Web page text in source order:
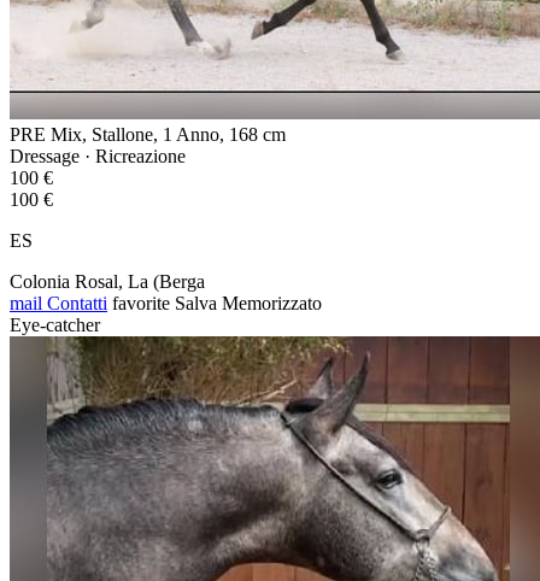
PRE Mix, Stallone, 1 Anno, 168 cm
Dressage · Ricreazione
100 €
100 €
ES
Colonia Rosal, La (Berga
mail Contatti favorite Salva Memorizzato
Eye-catcher